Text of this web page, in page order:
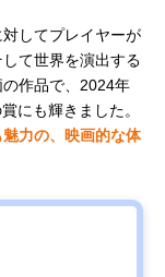
してプレイヤーが
て世界を演出する
作品で、2024年
にも輝きました。
力の、映画的な体